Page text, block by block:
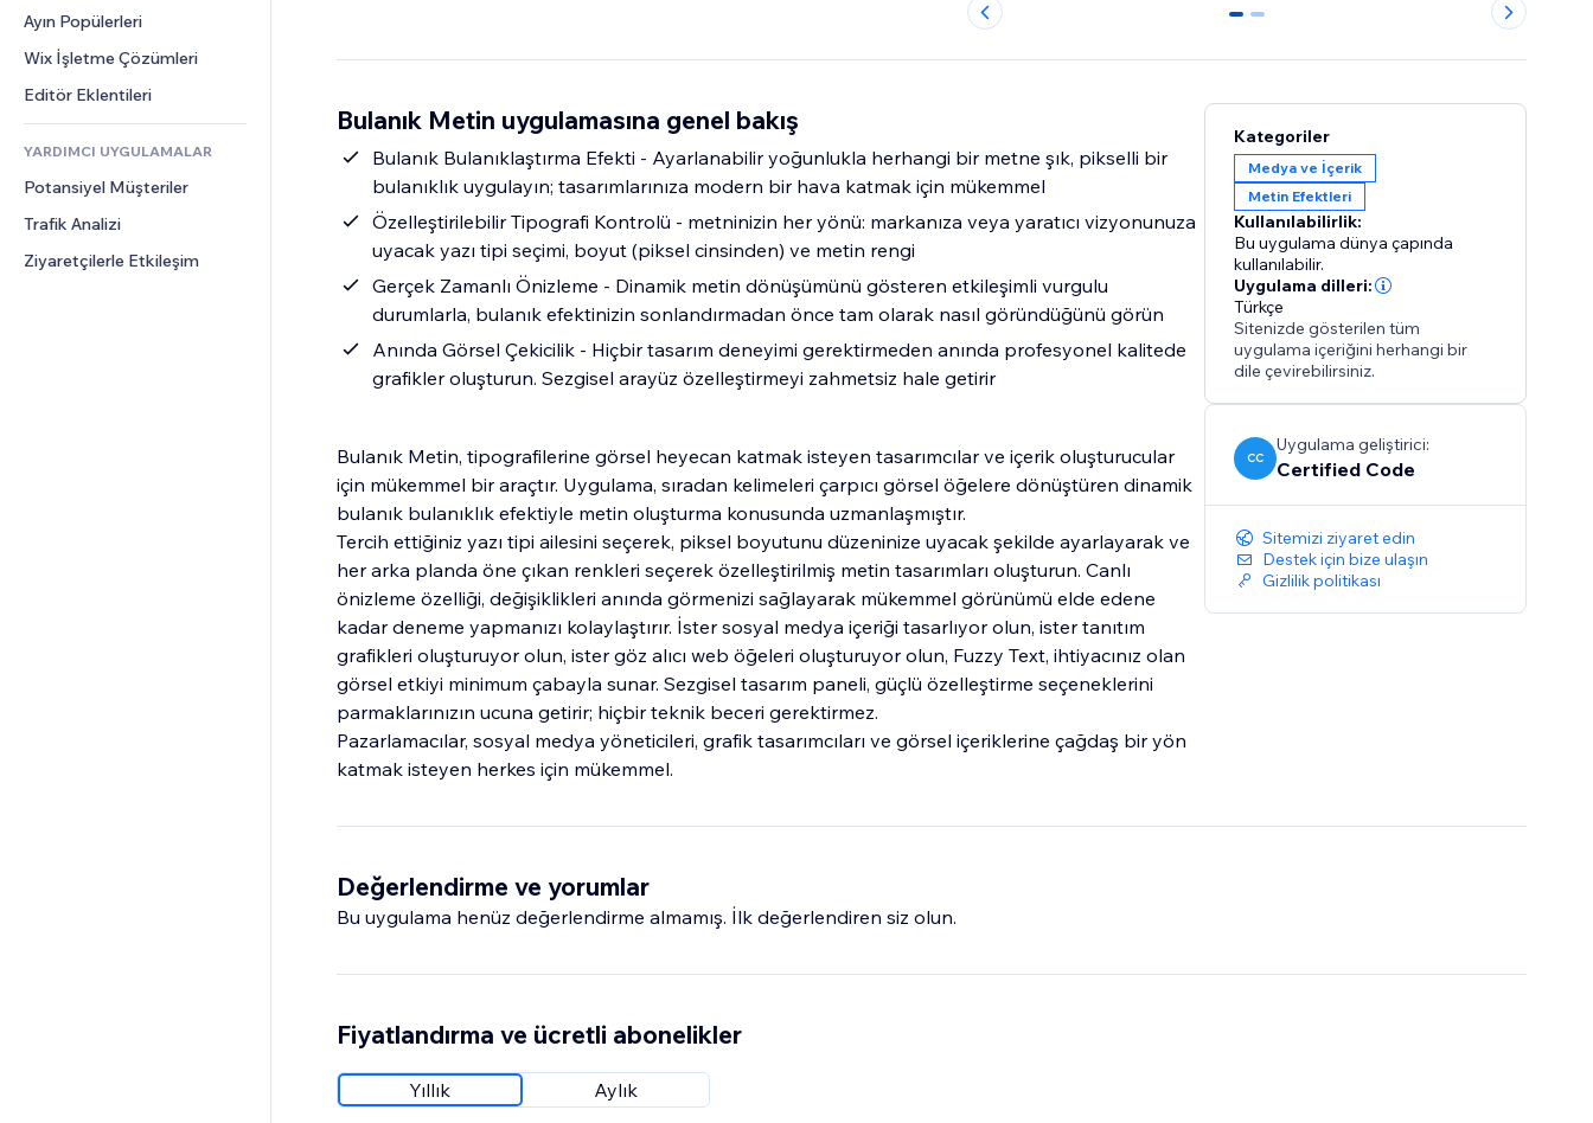
Dosya Paylaşımı
Haberler
Düğmeler ve Menüler
Afişler ve Rozetler
Hesap Makineleri
Arama
Hava Durumu
Grafik ve Tablolar
Yorumlar
Telefon
Topluluk
Değerlendirmeler ve Müşteri
Ayın Popülerleri
Wix İşletme Çözümleri
Editör Eklentileri
YARDIMCI UYGULAMALAR
Potansiyel Müşteriler
Trafik Analizi
Ziyaretçilerle Etkileşim
0 1
Bulanık Metin uygulamasına genel bakış
Bulanık Bulanıklaştırma Efekti - Ayarlanabilir yoğunlukla herhangi bir metne şık, pikselli bir
bulanıklık uygulayın; tasarımlarınıza modern bir hava katmak için mükemmel
Özelleştirilebilir Tipografi Kontrolü - metninizin her yönü: markanıza veya yaratıcı vizyonunuza
uyacak yazı tipi seçimi, boyut (piksel cinsinden) ve metin rengi
Gerçek Zamanlı Önizleme - Dinamik metin dönüşümünü gösteren etkileşimli vurgulu
durumlarla, bulanık efektinizin sonlandırmadan önce tam olarak nasıl göründüğünü görün
Anında Görsel Çekicilik - Hiçbir tasarım deneyimi gerektirmeden anında profesyonel kalitede
grafikler oluşturun. Sezgisel arayüz özelleştirmeyi zahmetsiz hale getirir
Bulanık Metin, tipografilerine görsel heyecan katmak isteyen tasarımcılar ve içerik oluşturucular
için mükemmel bir araçtır. Uygulama, sıradan kelimeleri çarpıcı görsel öğelere dönüştüren dinamik
bulanık bulanıklık efektiyle metin oluşturma konusunda uzmanlaşmıştır.
Tercih ettiğiniz yazı tipi ailesini seçerek, piksel boyutunu düzeninize uyacak şekilde ayarlayarak ve
her arka planda öne çıkan renkleri seçerek özelleştirilmiş metin tasarımları oluşturun. Canlı
önizleme özelliği, değişiklikleri anında görmenizi sağlayarak mükemmel görünümü elde edene
kadar deneme yapmanızı kolaylaştırır. İster sosyal medya içeriği tasarlıyor olun, ister tanıtım
grafikleri oluşturuyor olun, ister göz alıcı web öğeleri oluşturuyor olun, Fuzzy Text, ihtiyacınız olan
görsel etkiyi minimum çabayla sunar. Sezgisel tasarım paneli, güçlü özelleştirme seçeneklerini
parmaklarınızın ucuna getirir; hiçbir teknik beceri gerektirmez.
Pazarlamacılar, sosyal medya yöneticileri, grafik tasarımcıları ve görsel içeriklerine çağdaş bir yön
katmak isteyen herkes için mükemmel.
Kategoriler
Medya ve İçerik
Metin Efektleri
Kullanılabilirlik:
Bu uygulama dünya çapında
kullanılabilir.
Uygulama dilleri:
Türkçe
Sitenizde gösterilen tüm
uygulama içeriğini herhangi bir
dile çevirebilirsiniz.
CC
Uygulama geliştirici:
Certified Code
Sitemizi ziyaret edin
Destek için bize ulaşın
Gizlilik politikası
Değerlendirme ve yorumlar
Bu uygulama henüz değerlendirme almamış. İlk değerlendiren siz olun.
Fiyatlandırma ve ücretli abonelikler
Yıllık Aylık